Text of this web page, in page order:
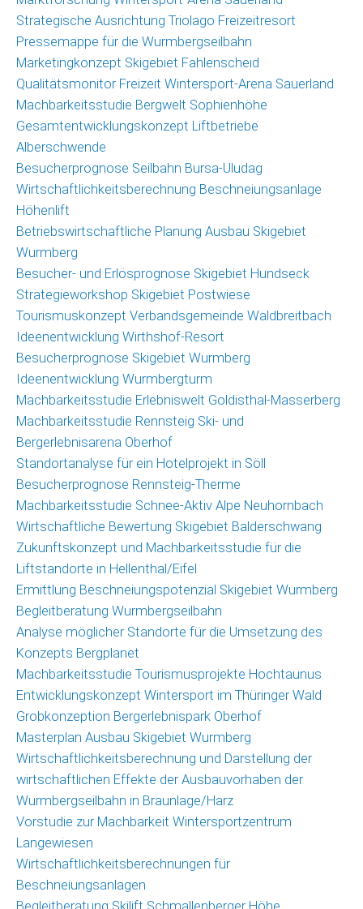
Strategische Ausrichtung Triolago Freizeitresort
Pressemappe für die Wurmbergseilbahn
Marketingkonzept Skigebiet Fahlenscheid
Qualitätsmonitor Freizeit Wintersport-Arena Sauerland
Machbarkeitsstudie Bergwelt Sophienhöhe
Gesamtentwicklungskonzept Liftbetriebe
Alberschwende
Besucherprognose Seilbahn Bursa-Uludag
Wirtschaftlichkeitsberechnung Beschneiungsanlage
Höhenlift
Betriebswirtschaftliche Planung Ausbau Skigebiet
Wurmberg
Besucher- und Erlösprognose Skigebiet Hundseck
Strategieworkshop Skigebiet Postwiese
Tourismuskonzept Verbandsgemeinde Waldbreitbach
Ideenentwicklung Wirthshof-Resort
Besucherprognose Skigebiet Wurmberg
Ideenentwicklung Wurmbergturm
Machbarkeitsstudie Erlebniswelt Goldisthal-Masserberg
Machbarkeitsstudie Rennsteig Ski- und
Bergerlebnisarena Oberhof
Standortanalyse für ein Hotelprojekt in Söll
Besucherprognose Rennsteig-Therme
Machbarkeitsstudie Schnee-Aktiv Alpe Neuhornbach
Wirtschaftliche Bewertung Skigebiet Balderschwang
Zukunftskonzept und Machbarkeitsstudie für die
Liftstandorte in Hellenthal/Eifel
Ermittlung Beschneiungspotenzial Skigebiet Wurmberg
Begleitberatung Wurmbergseilbahn
Analyse möglicher Standorte für die Umsetzung des
Konzepts Bergplanet
Machbarkeitsstudie Tourismusprojekte Hochtaunus
Entwicklungskonzept Wintersport im Thüringer Wald
Grobkonzeption Bergerlebnispark Oberhof
Masterplan Ausbau Skigebiet Wurmberg
Wirtschaftlichkeitsberechnung und Darstellung der
wirtschaftlichen Effekte der Ausbauvorhaben der
Wurmbergseilbahn in Braunlage/Harz
Vorstudie zur Machbarkeit Wintersportzentrum
Langewiesen
Wirtschaftlichkeitsberechnungen für
Beschneiungsanlagen